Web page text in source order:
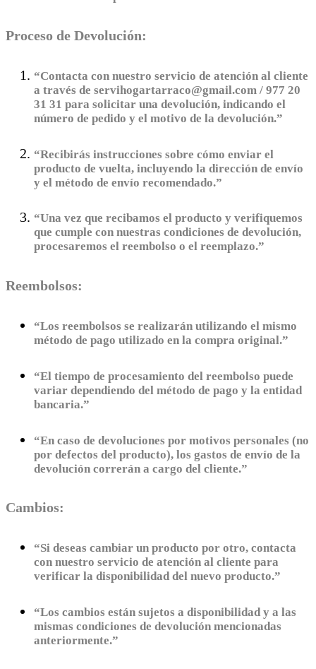
Proceso de Devolución:
“Contacta con nuestro servicio de atención al cliente
a través de servihogartarraco@gmail.com / 977 20
31 31 para solicitar una devolución, indicando el
número de pedido y el motivo de la devolución.”
“Recibirás instrucciones sobre cómo enviar el
producto de vuelta, incluyendo la dirección de envío
y el método de envío recomendado.”
“Una vez que recibamos el producto y verifiquemos
que cumple con nuestras condiciones de devolución,
procesaremos el reembolso o el reemplazo.”
Reembolsos:
“Los reembolsos se realizarán utilizando el mismo
método de pago utilizado en la compra original.”
“El tiempo de procesamiento del reembolso puede
variar dependiendo del método de pago y la entidad
bancaria.”
“En caso de devoluciones por motivos personales (no
por defectos del producto), los gastos de envío de la
devolución correrán a cargo del cliente.”
Cambios:
“Si deseas cambiar un producto por otro, contacta
con nuestro servicio de atención al cliente para
verificar la disponibilidad del nuevo producto.”
“Los cambios están sujetos a disponibilidad y a las
mismas condiciones de devolución mencionadas
anteriormente.”